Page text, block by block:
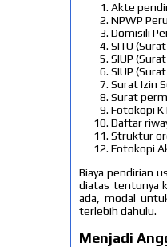
Akte
NPWP
Domisili
SITU
SIUP
SIUP
Surat Izin
Surat
Fotokopi
Daftar
Struktur
Fotokopi
Biaya pendirian
diatas tentunya
ada, modal
terlebih dahulu.
Menjadi